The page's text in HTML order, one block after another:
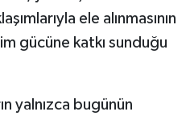
ele alınmasının
gücüne katkı sunduğu
yalnızca bugünün